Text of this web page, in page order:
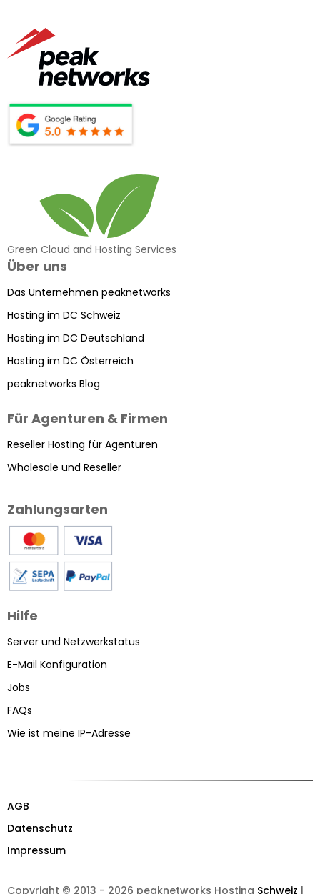
Green Cloud and Hosting Services
Über uns
Das Unternehmen peaknetworks
Hosting im DC Schweiz
Hosting im DC Deutschland
Hosting im DC Österreich
peaknetworks Blog
Für Agenturen & Firmen
Reseller Hosting für Agenturen
Wholesale und Reseller
Zahlungsarten
Hilfe
Server und Netzwerkstatus
E-Mail Konfiguration
Jobs
FAQs
Wie ist meine IP-Adresse
AGB
Datenschutz
Impressum
Copyright © 2013 - 2026 peaknetworks Hosting Schweiz |